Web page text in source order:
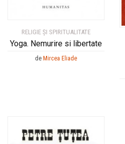
RELIGIE ȘI SPIRITUALITATE
Yoga. Nemurire si libertate
de Mircea Eliade